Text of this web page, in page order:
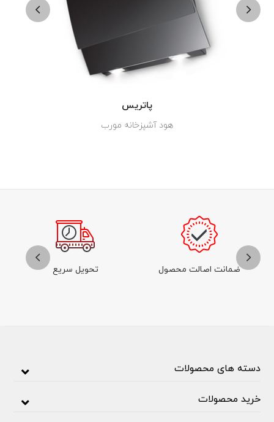
پاتریس
هود آشپزخانه مورب
ضمانت اصالت محصول تحویل سریع
دسته های محصولات
خرید محصولات